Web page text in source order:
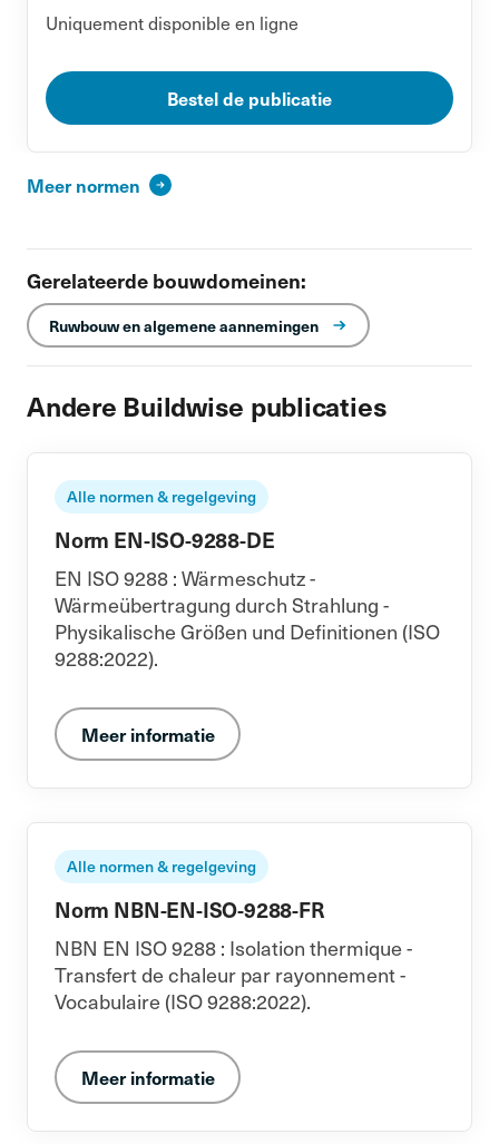
Uniquement disponible en ligne
Bestel de publicatie
Meer normen
Gerelateerde bouwdomeinen:
Ruwbouw en algemene aannemingen
Andere Buildwise publicaties
Alle normen & regelgeving
Norm EN-ISO-9288-DE
EN ISO 9288 : Wärmeschutz -
Wärmeübertragung durch Strahlung -
Physikalische Größen und Definitionen (ISO
9288:2022).
Meer informatie
Alle normen & regelgeving
Norm NBN-EN-ISO-9288-FR
NBN EN ISO 9288 : Isolation thermique -
Transfert de chaleur par rayonnement -
Vocabulaire (ISO 9288:2022).
Meer informatie